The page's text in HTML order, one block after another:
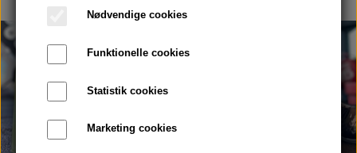
Læbepomade
KOST & VELVÆRE
SOMMER & SOL 😎
Nødvendige cookies
Funktionelle cookies
Statistik cookies
Marketing cookies